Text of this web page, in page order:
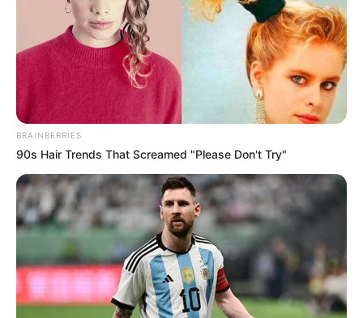
BRAINBERRIES
90s Hair Trends That Screamed "Please Don't Try"